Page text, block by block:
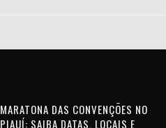
MARATONA DAS CONVENÇÕES NO
PIAUÍ: SAIBA DATAS, LOCAIS E